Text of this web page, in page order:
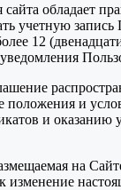
обладает
учетную запись
12
положения и
и оказанию
на
изменение